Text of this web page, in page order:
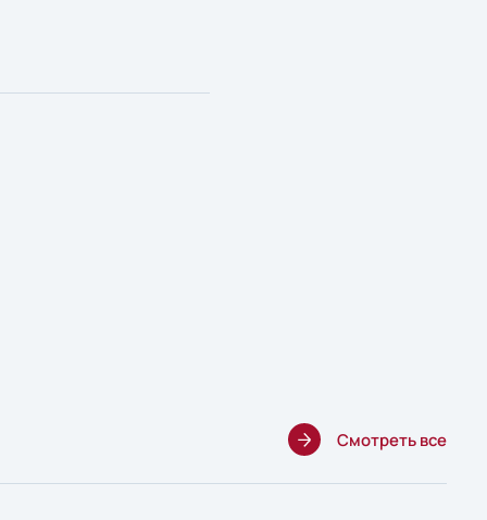
Смотреть все